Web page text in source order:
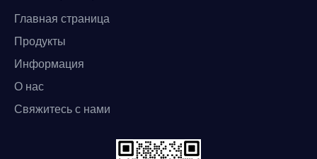
Главная страница
Продукты
Информация
О нас
Свяжитесь с нами